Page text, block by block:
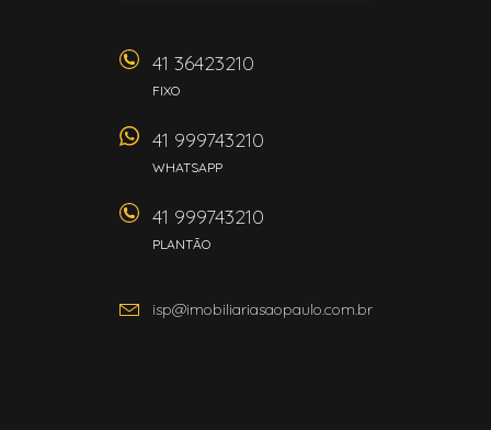
41 36423210
FIXO
41 999743210
WHATSAPP
41 999743210
PLANTÃO
isp@imobiliariasaopaulo.com.br